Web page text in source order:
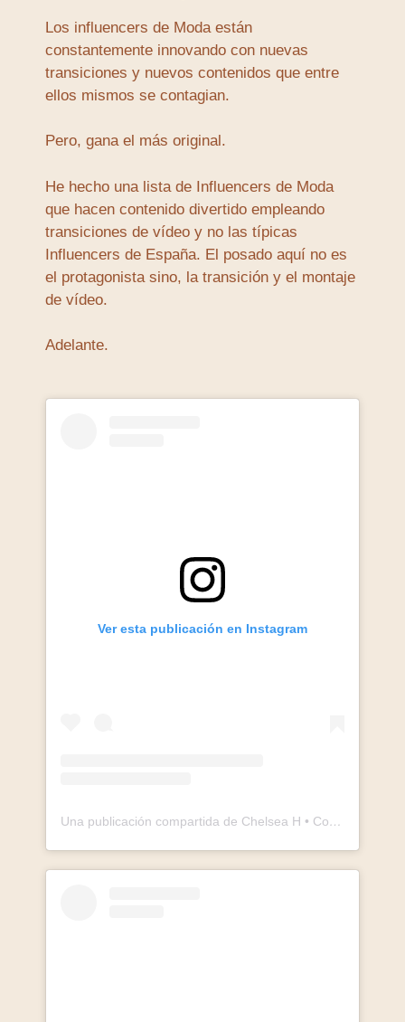
Los influencers de Moda están
constantemente innovando con nuevas
transiciones y nuevos contenidos que entre
ellos mismos se contagian.
Pero, gana el más original.
He hecho una lista de Influencers de Moda
que hacen contenido divertido empleando
transiciones de vídeo y no las típicas
Influencers de España. El posado aquí no es
el protagonista sino, la transición y el montaje
de vídeo.
Adelante.
Ver esta publicación en Instagram
Una publicación compartida de Chelsea H • Content Creator (@chelseaasoflate)